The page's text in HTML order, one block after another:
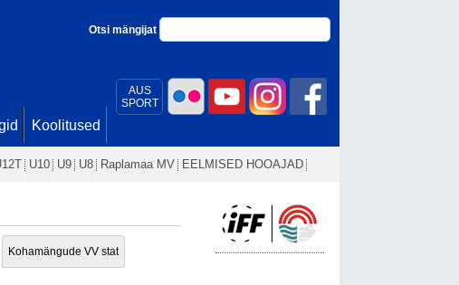
AUS
SPORT
Otsi mängijat
Koolitused
U10 U9 U8 Raplamaa MV EELMISED HOOAJAD
Kohamängude VV stat